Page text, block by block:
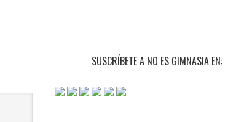
SUSCRÍBETE A NO ES GIMNASIA EN: